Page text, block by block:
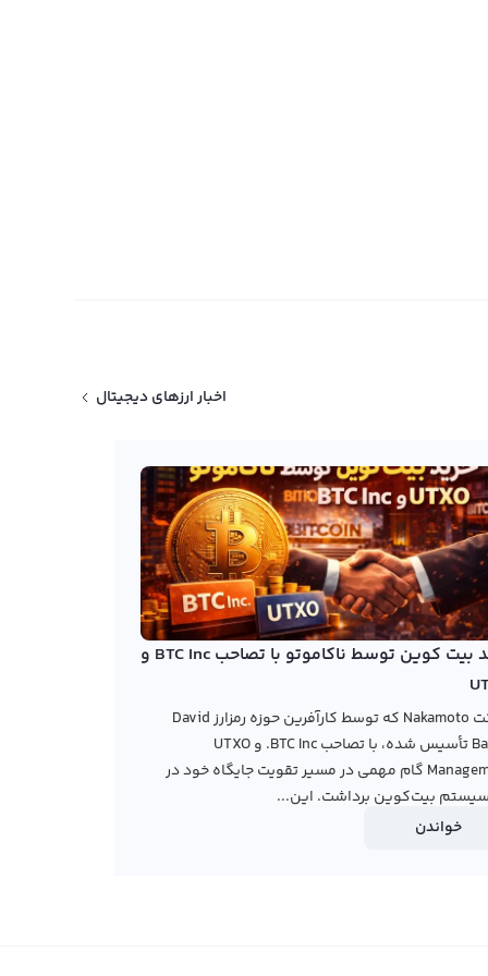
اخبار ارزهای دیجیتال
خرید بیت کوین توسط ناکاموتو با تصاحب BTC Inc و
شرکت Nakamoto که توسط کارآفرین حوزه رمزارز David
Bailey تأسیس شده، با تصاحب BTC Inc. و UTXO
Management گام مهمی در مسیر تقویت جایگاه خود در
بیت‌کوین برداشت. این...
خواندن